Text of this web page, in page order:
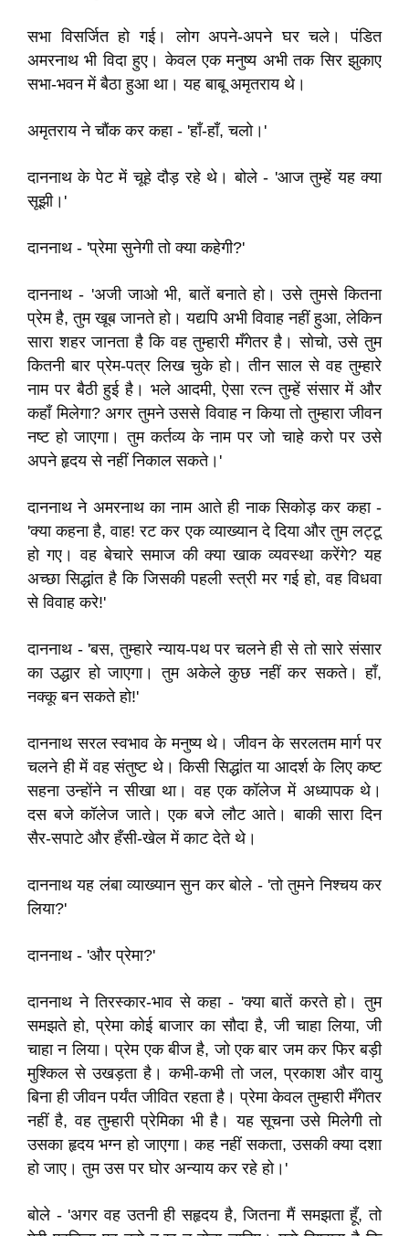
सभा विसर्जित हो गई। लोग अपने-अपने घर चले। पंडित
अमरनाथ भी विदा हुए। केवल एक मनुष्य अभी तक सिर झुकाए
सभा-भवन में बैठा हुआ था। यह बाबू अमृतराय थे।
अमृतराय ने चौंक कर कहा - 'हाँ-हाँ, चलो।'
दाननाथ के पेट में चूहे दौड़ रहे थे। बोले - 'आज तुम्हें यह क्या
सूझी।'
दाननाथ - 'प्रेमा सुनेगी तो क्या कहेगी?'
दाननाथ - 'अजी जाओ भी, बातें बनाते हो। उसे तुमसे कितना
प्रेम है, तुम खूब जानते हो। यद्यपि अभी विवाह नहीं हुआ, लेकिन
सारा शहर जानता है कि वह तुम्हारी मँगेतर है। सोचो, उसे तुम
कितनी बार प्रेम-पत्र लिख चुके हो। तीन साल से वह तुम्हारे
नाम पर बैठी हुई है। भले आदमी, ऐसा रत्न तुम्हें संसार में और
कहाँ मिलेगा? अगर तुमने उससे विवाह न किया तो तुम्हारा जीवन
नष्ट हो जाएगा। तुम कर्तव्य के नाम पर जो चाहे करो पर उसे
अपने हृदय से नहीं निकाल सकते।'
दाननाथ ने अमरनाथ का नाम आते ही नाक सिकोड़ कर कहा -
'क्या कहना है, वाह! रट कर एक व्याख्यान दे दिया और तुम लट्टू
हो गए। वह बेचारे समाज की क्या खाक व्यवस्था करेंगे? यह
अच्छा सिद्धांत है कि जिसकी पहली स्त्री मर गई हो, वह विधवा
से विवाह करे!'
दाननाथ - 'बस, तुम्हारे न्याय-पथ पर चलने ही से तो सारे संसार
का उद्धार हो जाएगा। तुम अकेले कुछ नहीं कर सकते। हाँ,
नक्कू बन सकते हो!'
दाननाथ सरल स्वभाव के मनुष्य थे। जीवन के सरलतम मार्ग पर
चलने ही में वह संतुष्ट थे। किसी सिद्धांत या आदर्श के लिए कष्ट
सहना उन्होंने न सीखा था। वह एक कॉलेज में अध्यापक थे।
दस बजे कॉलेज जाते। एक बजे लौट आते। बाकी सारा दिन
सैर-सपाटे और हँसी-खेल में काट देते थे।
दाननाथ यह लंबा व्याख्यान सुन कर बोले - 'तो तुमने निश्चय कर
लिया?'
दाननाथ - 'और प्रेमा?'
दाननाथ ने तिरस्कार-भाव से कहा - 'क्या बातें करते हो। तुम
समझते हो, प्रेमा कोई बाजार का सौदा है, जी चाहा लिया, जी
चाहा न लिया। प्रेम एक बीज है, जो एक बार जम कर फिर बड़ी
मुश्किल से उखड़ता है। कभी-कभी तो जल, प्रकाश और वायु
बिना ही जीवन पर्यंत जीवित रहता है। प्रेमा केवल तुम्हारी मँगेतर
नहीं है, वह तुम्हारी प्रेमिका भी है। यह सूचना उसे मिलेगी तो
उसका हृदय भग्न हो जाएगा। कह नहीं सकता, उसकी क्या दशा
हो जाए। तुम उस पर घोर अन्याय कर रहे हो।'
बोले - 'अगर वह उतनी ही सहृदय है, जितना मैं समझता हूँ, तो